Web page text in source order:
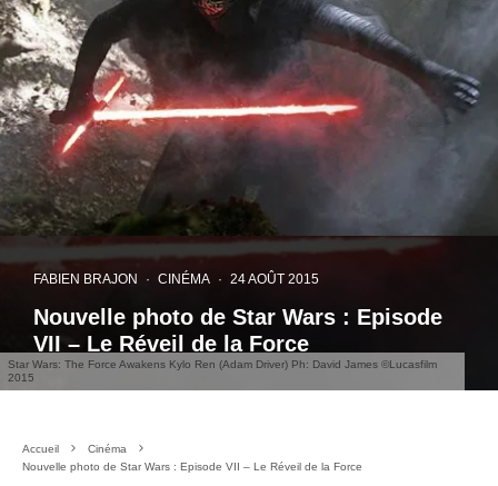
Star Wars: The Force Awakens Kylo Ren (Adam Driver) Ph: David James ©Lucasfilm
2015
FABIEN BRAJON · CINÉMA · 24 AOÛT 2015
Nouvelle photo de Star Wars : Episode
VII – Le Réveil de la Force
Accueil
Cinéma
Nouvelle photo de Star Wars : Episode VII – Le Réveil de la Force